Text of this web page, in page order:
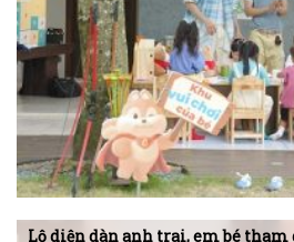
Lộ diện dàn anh trai, em bé tham